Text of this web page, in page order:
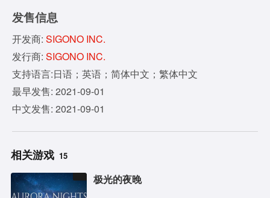
发售信息
开发商: SIGONO INC.
发行商: SIGONO INC.
支持语言:日语；英语；简体中文；繁体中文
最早发售: 2021-09-01
中文发售: 2021-09-01
相关游戏 15
极光的夜晚